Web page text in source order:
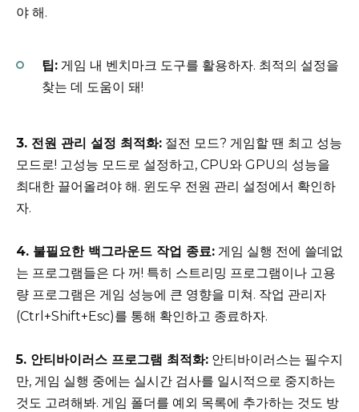
야 해.
팁: 게임 내 벤치마크 도구를 활용하자. 최적의 설정을
찾는 데 도움이 돼!
3. 전원 관리 설정 최적화: 절전 모드? 게임할 땐 최고 성능
모드로! 고성능 모드로 설정하고, CPU와 GPU의 성능을
최대한 끌어올려야 해. 윈도우 전원 관리 설정에서 확인하
자.
4. 불필요한 백그라운드 작업 종료: 게임 실행 전에 쓸데없
는 프로그램들은 다 꺼! 특히 스트리밍 프로그램이나 고용
량 프로그램은 게임 성능에 큰 영향을 미쳐. 작업 관리자
(Ctrl+Shift+Esc)를 통해 확인하고 종료하자.
5. 안티바이러스 프로그램 최적화: 안티바이러스는 필수지
만, 게임 실행 중에는 실시간 검사를 일시적으로 중지하는
것도 고려해봐. 게임 폴더를 예외 목록에 추가하는 것도 방